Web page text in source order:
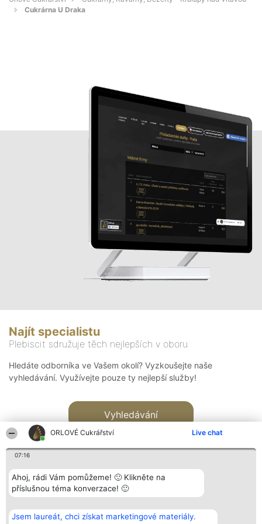
ORLOVÉ Cukrářství Live chat
07:16
Ahoj, rádi Vám pomůžeme! 🙂 Klikněte na
příslušnou téma konverzace! 🙂
Jsem laureát, chci získat marketingové materiály.
Cukrárna U Draka
Najít specialistu
Plebiscit sdružuje těch nejlepších v oboru
Hledáte odborníka ve Vašem okolí? Vyzkoušejte naše
vyhledávání. Využívejte pouze ty nejlepší služby!
Vyhledávání
Bright Side Solutions sp. z o.
o. sp. k.
Vítězové
Seznam všech
Kontakt